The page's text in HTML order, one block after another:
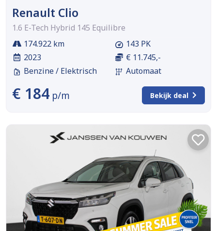
Renault Clio
1.6 E-Tech Hybrid 145 Equilibre
174.922 km
2023
Benzine / Elektrisch
143 PK
€ 11.745,-
Automaat
€ 184 p/m Bekijk deal